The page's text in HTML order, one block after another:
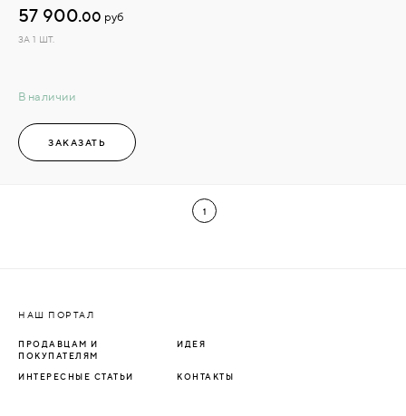
В наличии
57 900.00 руб
ЗА 1 ШТ.
ЗАКАЗАТЬ
1
НАШ ПОРТАЛ
ПРОДАВЦАМ И
ПОКУПАТЕЛЯМ
ИДЕЯ
ИНТЕРЕСНЫЕ СТАТЬИ КОНТАКТЫ